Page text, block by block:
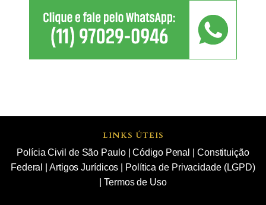
LINKS ÚTEIS
Polícia Civil de São Paulo|Código Penal
Constituição
Federal
Artigos Jurídicos
Política de Privacidade (LGPD)
|Termos de Uso